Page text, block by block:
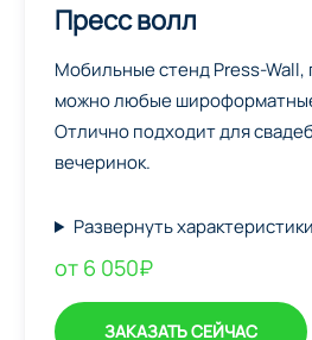
Пресс волл
Мобильные стенд Press-Wall,
можно любые
Отлично подходит для
вечеринок.
Развернуть характеристики
от 6 050₽
ЗАКАЗАТЬ СЕЙЧАС